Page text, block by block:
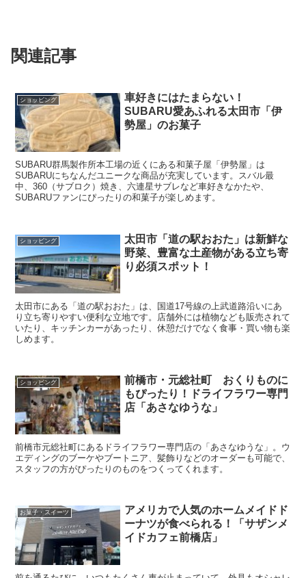
関連記事
ショッピング
車好きにはたまらない！
SUBARU愛あふれる太田市「伊
勢屋」のお菓子
SUBARU群馬製作所本工場の近くにある和菓子屋「伊勢屋」は
SUBARUにちなんだユニークな商品が充実しています。スバル最
中、360（サブロク）焼き、六連星サブレなど車好きなかたや、
SUBARUファンにぴったりの和菓子が楽しめます。
ショッピング
太田市「道の駅おおた」は新鮮な
野菜、豊富な土産物がある立ち寄
り必須スポット！
太田市にある「道の駅おおた」は、国道17号線の上武道路沿いにあ
り立ち寄りやすい便利な立地です。店舗外には植物なども販売されて
いたり、キッチンカーがあったり、休憩だけでなく食事・買い物も楽
しめます。
ショッピング
前橋市・元総社町 おくりものに
もぴったり！ドライフラワー専門
店「あさなゆうな」
前橋市元総社町にあるドライフラワー専門店の「あさなゆうな」。ウ
エディングのブーケやブートニア、髪飾りなどのオーダーも可能で、
スタッフの方がぴったりのものをつくってくれます。
お菓子・スイーツ
アメリカで人気のホームメイドド
ーナツが食べられる！「サザンメ
イドカフェ前橋店」